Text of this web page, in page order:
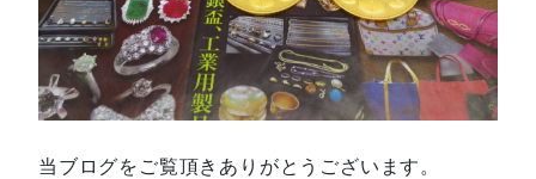
当ブログをご覧頂きありがとうございます。